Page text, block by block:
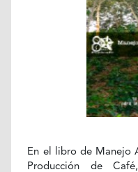
En el libro de Manejo
Producción de